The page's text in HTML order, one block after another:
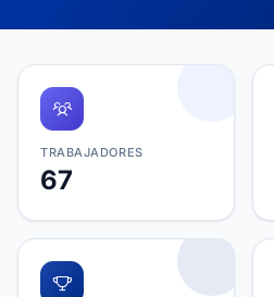
TRABAJADORES
67